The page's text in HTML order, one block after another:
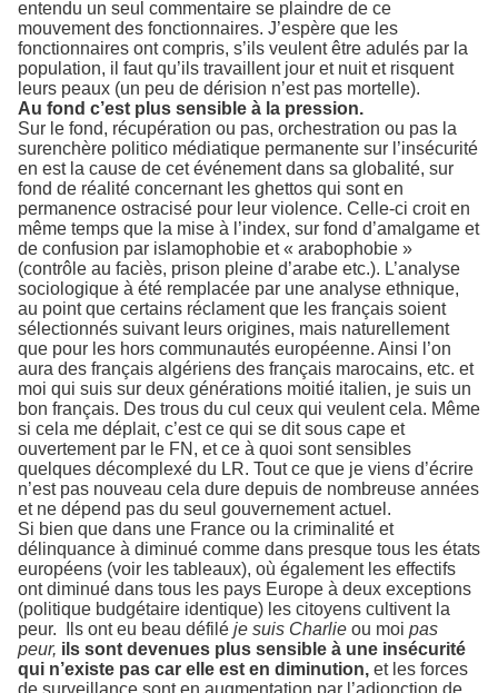
entendu un seul commentaire se plaindre de ce
mouvement des fonctionnaires. J’espère que les
fonctionnaires ont compris, s’ils veulent être adulés par la
population, il faut qu’ils travaillent jour et nuit et risquent
leurs peaux (un peu de dérision n’est pas mortelle).
Au fond c’est plus sensible à la pression.
Sur le fond, récupération ou pas, orchestration ou pas la
surenchère politico médiatique permanente sur l’insécurité
en est la cause de cet événement dans sa globalité, sur
fond de réalité concernant les ghettos qui sont en
permanence ostracisé pour leur violence. Celle-ci croit en
même temps que la mise à l’index, sur fond d’amalgame et
de confusion par islamophobie et « arabophobie »
(contrôle au faciès, prison pleine d’arabe etc.). L’analyse
sociologique à été remplacée par une analyse ethnique,
au point que certains réclament que les français soient
sélectionnés suivant leurs origines, mais naturellement
que pour les hors communautés européenne. Ainsi l’on
aura des français algériens des français marocains, etc. et
moi qui suis sur deux générations moitié italien, je suis un
bon français. Des trous du cul ceux qui veulent cela. Même
si cela me déplait, c’est ce qui se dit sous cape et
ouvertement par le FN, et ce à quoi sont sensibles
quelques décomplexé du LR. Tout ce que je viens d’écrire
n’est pas nouveau cela dure depuis de nombreuse années
et ne dépend pas du seul gouvernement actuel.
Si bien que dans une France ou la criminalité et
délinquance à diminué comme dans presque tous les états
européens (voir les tableaux), où également les effectifs
ont diminué dans tous les pays Europe à deux exceptions
(politique budgétaire identique) les citoyens cultivent la
peur.
Ils ont eu beau défilé je suis Charlie ou moi pas
peur, ils sont devenues plus sensible à une insécurité
qui n’existe pas car elle est en diminution, et les forces
de surveillance sont en augmentation par l’adjonction de